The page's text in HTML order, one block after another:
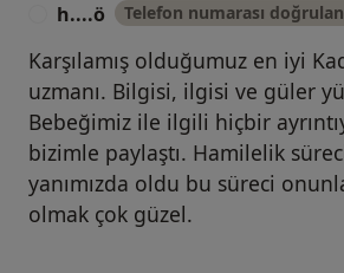
h....ö Telefon numarası
Karşılamış olduğumuz en iyi
uzmanı. Bilgisi, ilgisi ve güler
Bebeğimiz ile ilgili hiçbir
bizimle paylaştı. Hamilelik
yanımızda oldu bu süreci
olmak çok güzel.